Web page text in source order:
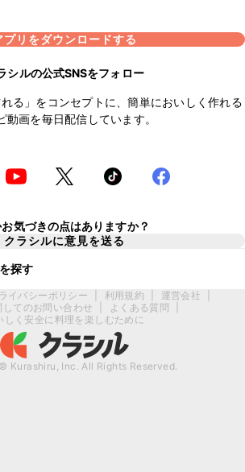
プリをダウンロードする
シルの公式SNSをフォロー
れる」をコンセプトに、簡単においしく作れる
動画を毎日配信しています。
気づきの点はありますか？
クラシルに意見を送る
探す
イバシーポリシー 利用規約 運営会社
てのお問い合わせ
よくある質問
しく安全に料理を楽しむために
Kurashiru, Inc. All Rights Reserved.